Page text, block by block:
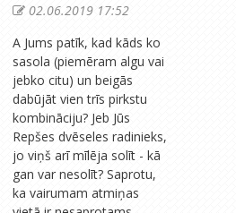
02.06.2019 17:52
A Jums patīk, kad kāds ko
sasola (piemēram algu vai
jebko citu) un beigās
dabūjāt vien trīs pirkstu
kombināciju? Jeb Jūs
Repšes dvēseles radinieks,
jo viņš arī mīlēja solīt - kā
gan var nesolīt? Saprotu,
ka vairumam atmiņas